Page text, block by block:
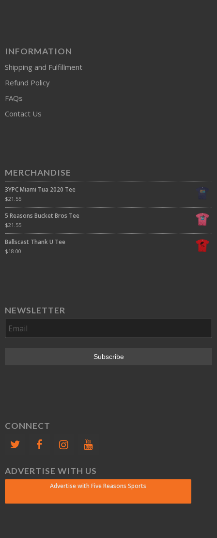
INFORMATION
Shipping and Fulfillment
Refund Policy
FAQs
Contact Us
MERCHANDISE
3YPC Miami Tua 2020 Tee
$21.55
5 Reasons Bucket Bros Tee
$21.55
Ballscast Thank U Tee
$18.00
NEWSLETTER
CONNECT
ADVERTISE WITH US
Advertise with Five Reasons Sports